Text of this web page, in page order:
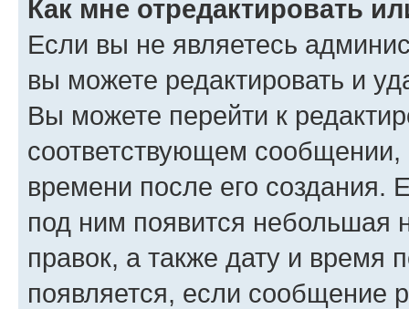
Как мне отредактировать
Если вы не являетесь
вы можете редактировать и
Вы можете перейти к
соответствующем сообщении,
времени после его создания.
под ним появится небольшая
правок, а также дату и время
появляется, если сообщение